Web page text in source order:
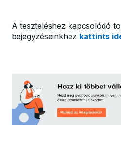
A teszteléshez kapcsolódó
bejegyzéseinkhez kattints